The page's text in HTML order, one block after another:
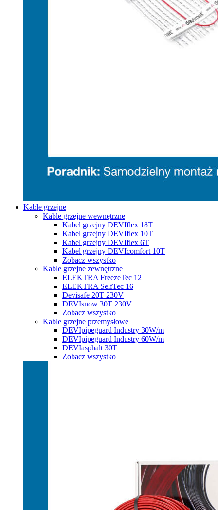
Kable grzejne
Kable grzejne wewnętrzne
Kabel grzejny DEVIflex 18T
Kabel grzejny DEVIflex 10T
Kabel grzejny DEVIflex 6T
Kabel grzejny DEVIcomfort 10T
Zobacz wszystko
Kable grzejne zewnętrzne
ELEKTRA FreezeTec 12
ELEKTRA SelfTec 16
Devisafe 20T 230V
DEVIsnow 30T 230V
Zobacz wszystko
Kable grzejne przemysłowe
DEVIpipeguard Industry 30W/m
DEVIpipeguard Industry 60W/m
DEVIasphalt 30T
Zobacz wszystko